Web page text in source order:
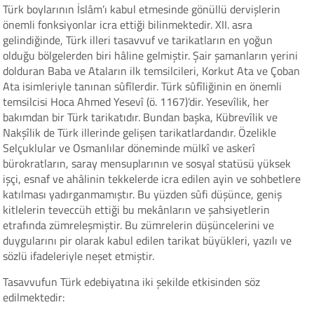
Türk boylarının İslâm’ı kabul etmesinde gönüllü dervişlerin
önemli fonksiyonlar icra ettiği bilinmektedir. XII. asra
gelindiğinde, Türk illeri tasavvuf ve tarikatların en yoğun
olduğu bölgelerden biri hâline gelmiştir. Şair şamanların yerini
dolduran Baba ve Ataların ilk temsilcileri, Korkut Ata ve Çoban
Ata isimleriyle tanınan sûfîlerdir. Türk sûfîliğinin en önemli
temsilcisi Hoca Ahmed Yesevî (ö. 1167)’dir. Yesevîlik, her
bakımdan bir Türk tarikatıdır. Bundan başka, Kübrevîlik ve
Nakşîlik de Türk illerinde gelişen tarikatlardandır. Özelikle
Selçuklular ve Osmanlılar döneminde mülkî ve askerî
bürokratların, saray mensuplarının ve sosyal statüsü yüksek
işçi, esnaf ve ahâlinin tekkelerde icra edilen ayin ve sohbetlere
katılması yadırganmamıştır. Bu yüzden sûfi düşünce, geniş
kitlelerin teveccüh ettiği bu mekânların ve şahsiyetlerin
etrafında zümreleşmiştir. Bu zümrelerin düşüncelerini ve
duygularını pir olarak kabul edilen tarikat büyükleri, yazılı ve
sözlü ifadeleriyle neşet etmiştir.
Tasavvufun Türk edebiyatına iki şekilde etkisinden söz
edilmektedir: